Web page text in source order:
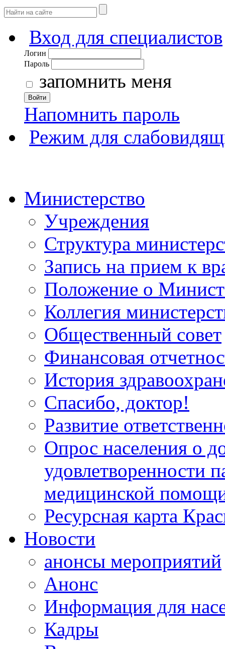
Вход для специалистов
Логин
Пароль
запомнить меня
Войти
Напомнить пароль
Режим для
Министерство
Учреждения
Структура
Запись на прием к
Положение о
Коллегия
Общественный совет
Финансовая
История
Спасибо, доктор!
Развитие
Опрос населения о
удовлетворенности
медицинской
Ресурсная карта
Новости
анонсы мероприятий
Анонс
Информация для
Кадры